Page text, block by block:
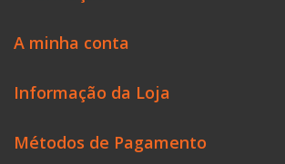
A minha conta
Informação da Loja
Métodos de Pagamento